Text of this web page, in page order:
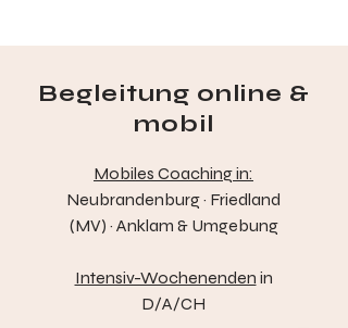
Begleitung online &
mobil
Mobiles Coaching in:
Neubrandenburg · Friedland
(MV) · Anklam & Umgebung
Intensiv-Wochenenden in
D/A/CH